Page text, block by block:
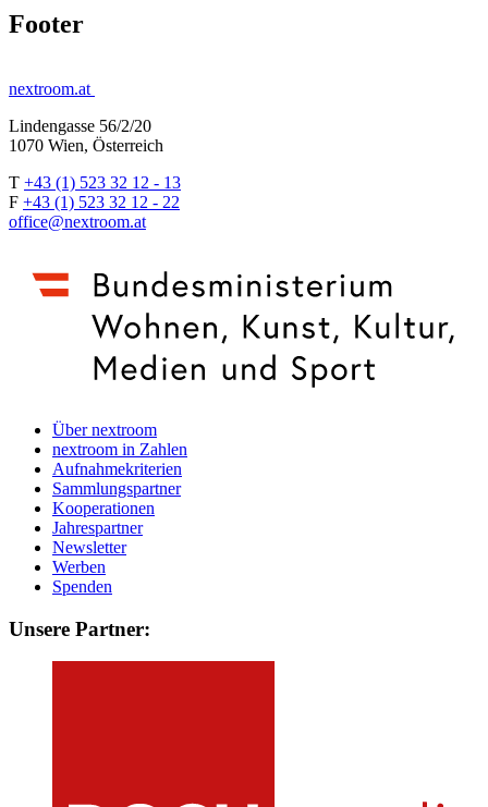
Footer
nextroom.at
Lindengasse 56/2/20
1070 Wien, Österreich
T +43 (1) 523 32 12 - 13
F +43 (1) 523 32 12 - 22
office@nextroom.at
Über nextroom
nextroom in Zahlen
Aufnahmekriterien
Sammlungspartner
Kooperationen
Jahrespartner
Newsletter
Werben
Spenden
Unsere Partner: